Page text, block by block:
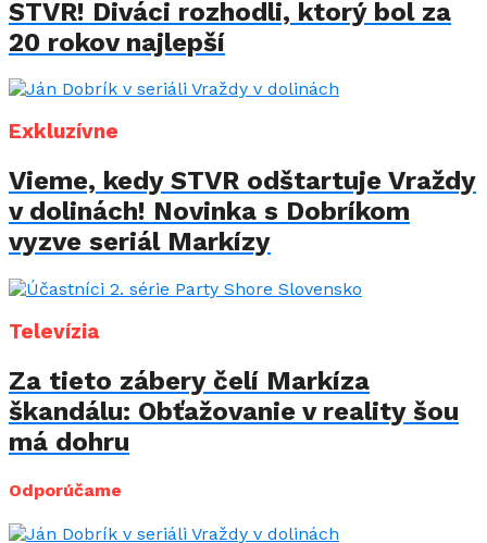
STVR! Diváci rozhodli, ktorý bol za
20 rokov najlepší
Exkluzívne
Vieme, kedy STVR odštartuje Vraždy
v dolinách! Novinka s Dobríkom
vyzve seriál Markízy
Televízia
Za tieto zábery čelí Markíza
škandálu: Obťažovanie v reality šou
má dohru
Odporúčame